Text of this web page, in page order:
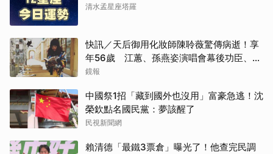
清水孟星座塔羅
快訊／天后御用化妝師陳聆薇驚傳病逝！享
年56歲 江蕙、孫燕姿演唱會幕後功臣、蔡
健雅崩潰難接受
鏡報
中國祭1招「藏到國外也沒用」富豪急逃！沈
榮欽點名國民黨：夢該醒了
民視新聞網
賴清德「最鐵3票倉」曝光了！他查完民調